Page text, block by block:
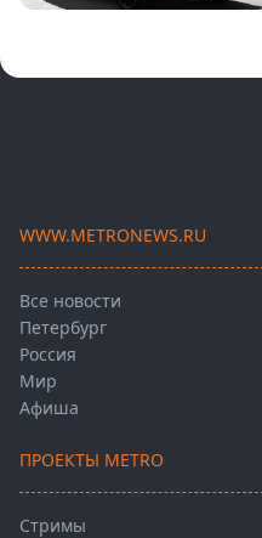
WWW.METRONEWS.RU
Все новости
Петербург
Россия
Мир
Афиша
ПРОЕКТЫ METRO
Стримы